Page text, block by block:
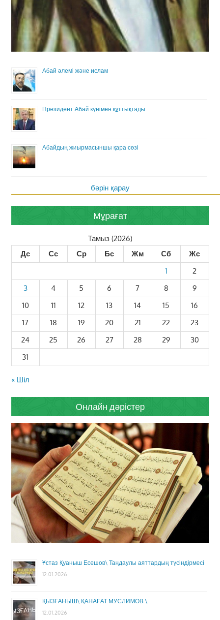
Абай әлемі және ислам
Президент Абай күнімен құттықтады
Абайдың жиырмасыншы қара сөзі
бәрін қарау
Мұрағат
Тамыз (2026)
Дс
Сс Ср Бс Жм Сб
Жс
1
2
3
4 5 6 7 8
9
10
11 12 13 14 15
16
17
18 19 20 21 22
23
24
25 26 27 28 29
30
31
« Шіл
Онлайн дәрістер
Ұстаз Қуаныш Есешов\ Таңдаулы аяттардың түсіндірмесі
12.01.2026
ҚЫЗҒАНЫШ\ ҚАНАҒАТ МУСЛИМОВ \
12.01.2026